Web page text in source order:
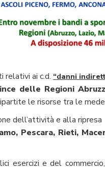
relativi ai c.d. “danni
delle Regioni
le risorse tra le
dell’attività e alla
Pescara, Rieti,
esercizi e del